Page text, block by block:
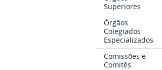
Superiores
Órgãos
Colegiados
Especializados
Comissões e
Comitês